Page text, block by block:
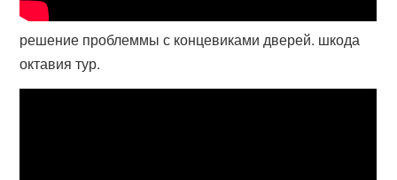
решение проблеммы с концевиками дверей. шкода
октавия тур.